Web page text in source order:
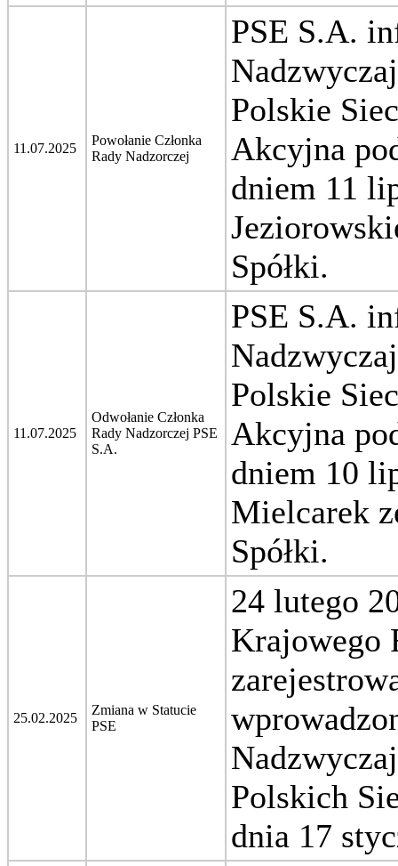
11.07.2025
Powołanie Członka
Rady Nadzorczej
PSE S.A.
Polskie
Akcyjna
dniem 11
Spółki.
11.07.2025
Odwołanie Członka
Rady Nadzorczej PSE
S.A.
PSE S.A.
Polskie
Akcyjna
dniem 10
Mielcarek
Spółki.
25.02.2025
Zmiana w Statucie
PSE
24 lutego
Krajowego
Polskich
dnia 17